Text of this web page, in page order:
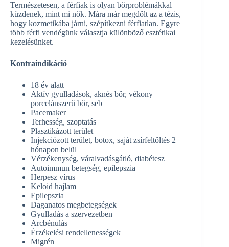
Természetesen, a férfiak is olyan bőrproblémákkal
küzdenek, mint mi nők. Mára már megdőlt az a tézis,
hogy kozmetikába járni, szépítkezni férfiatlan. Egyre
több férfi vendégünk választja különböző esztétikai
kezelésünket.
Kontraindikáció
18 év alatt
Aktív gyulladások, aknés bőr, vékony
porcelánszerű bőr, seb
Pacemaker
Terhesség, szoptatás
Plasztikázott terület
Injekciózott terület, botox, saját zsírfeltőltés 2
hónapon belül
Vérzékenység, váralvadásgátló, diabétesz
Autoimmun betegség, epilepszia
Herpesz vírus
Keloid hajlam
Epilepszia
Daganatos megbetegségek
Gyulladás a szervezetben
Arcbénulás
Érzékelési rendellenességek
Migrén